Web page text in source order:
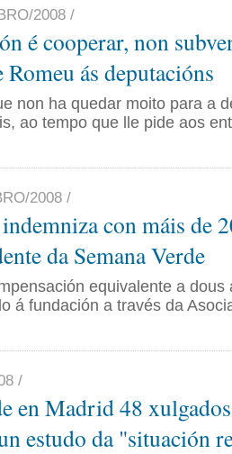
2008 /
é cooperar, non
ás deputacións
non ha quedar moito para a
ao tempo que lle pide aos
2008 /
con máis de
da Semana Verde
equivalente a dous
á fundación a través da
/
en Madrid 48
estudo da "situación